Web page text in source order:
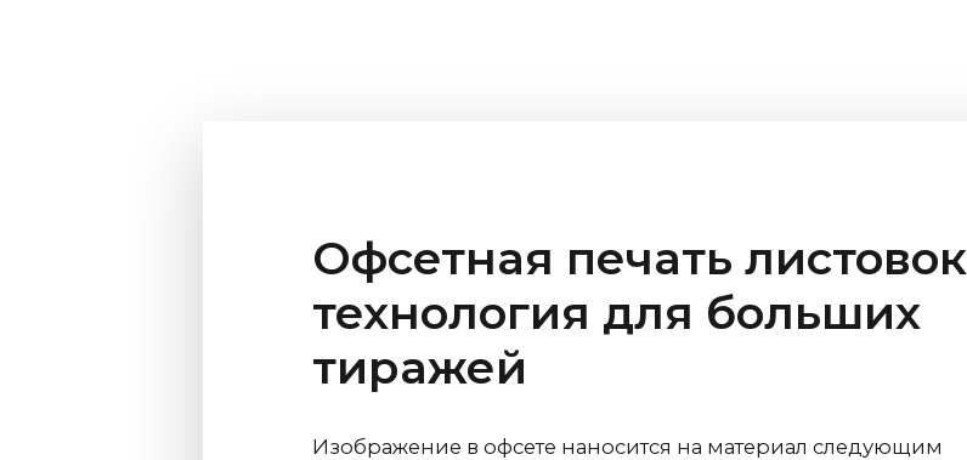
Офсетная печать листовок
технология для больших
тиражей
Изображение в офсете наносится на материал следующим